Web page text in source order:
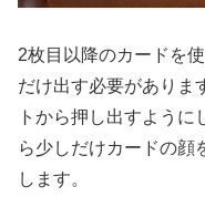
2枚目以降のカードを
だけ出す必要がありま
トから押し出すよう
ら少しだけカードの顔
します。